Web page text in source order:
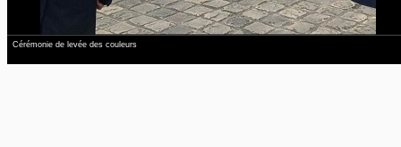
Cérémonie de levée des couleurs